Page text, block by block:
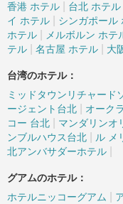
香港 ホテル
台北 ホテル
イ ホテル
シンガポール
ホテル
メルボルン ホテ
テル
名古屋 ホテル 大
台湾のホテル：
ミッドタウンリチャード
ージェント台北
オーク
コー 台北
マンダリンオ
ンブルハウス台北
ル メ
北アンバサダーホテル
グアムのホテル：
ホテルニッコーグアム